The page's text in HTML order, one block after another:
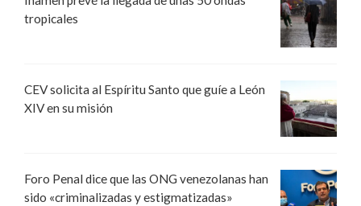
tropicales
CEV solicita al Espíritu Santo que guíe a León
XIV en su misión
Foro Penal dice que las ONG venezolanas han
sido «criminalizadas y estigmatizadas»